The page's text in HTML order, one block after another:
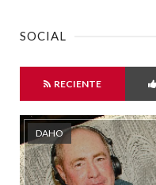
SOCIAL
RECIENTE
DAHO